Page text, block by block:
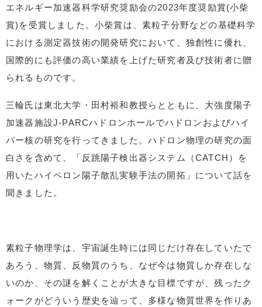
エネルギー加速器科学研究奨励会の2023年度奨励賞(小柴
賞)を受賞しました。小柴賞は、素粒子分野などの基礎科学
における測定器技術の開発研究において、独創性に優れ、
国際的にも評価の高い業績を上げた研究者及び技術者に贈
られるものです。
三輪氏は東北大学・田村裕和教授らとともに、大強度陽子
加速器施設J-PARCハドロンホールでハドロンおよびハイ
パー核の研究を行ってきました。ハドロン物理の研究の面
白さを含めて、「反跳陽子検出器システム（CATCH）を
用いたハイペロン陽子散乱実験手法の開拓」について話を
聞きました。
素粒子物理学は、宇宙誕生時には同じだけ存在していたで
あろう、物質、反物質のうち、なぜ今は物質しか存在しな
いのか、その謎を解くことが大きな目標ですが、残ったク
ォークがどういう歴史を辿って、多様な物質世界を作りあ